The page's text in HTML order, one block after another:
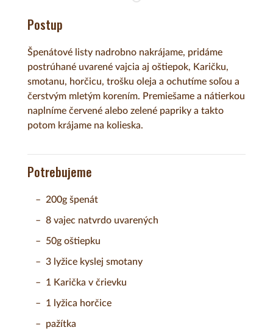
Postup
Špenátové listy nadrobno nakrájame, pridáme
postrúhané uvarené vajcia aj oštiepok, Karičku,
smotanu, horčicu, trošku oleja a ochutíme soľou a
čerstvým mletým korením. Premiešame a nátierkou
naplníme červené alebo zelené papriky a takto
potom krájame na kolieska.
Potrebujeme
200g špenát
8 vajec natvrdo uvarených
50g oštiepku
3 lyžice kyslej smotany
1 Karička v črievku
1 lyžica horčice
pažítka